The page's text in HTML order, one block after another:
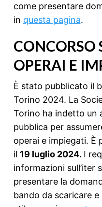
come presentare
in questa pagina.
CONCORSO
OPERAI E
È stato pubblicato il
Torino 2024. La
Torino ha indetto un
pubblica per
operai e impiegati. È
il 19 luglio 2024. I
informazioni sull’iter
presentare la
bando da scaricare